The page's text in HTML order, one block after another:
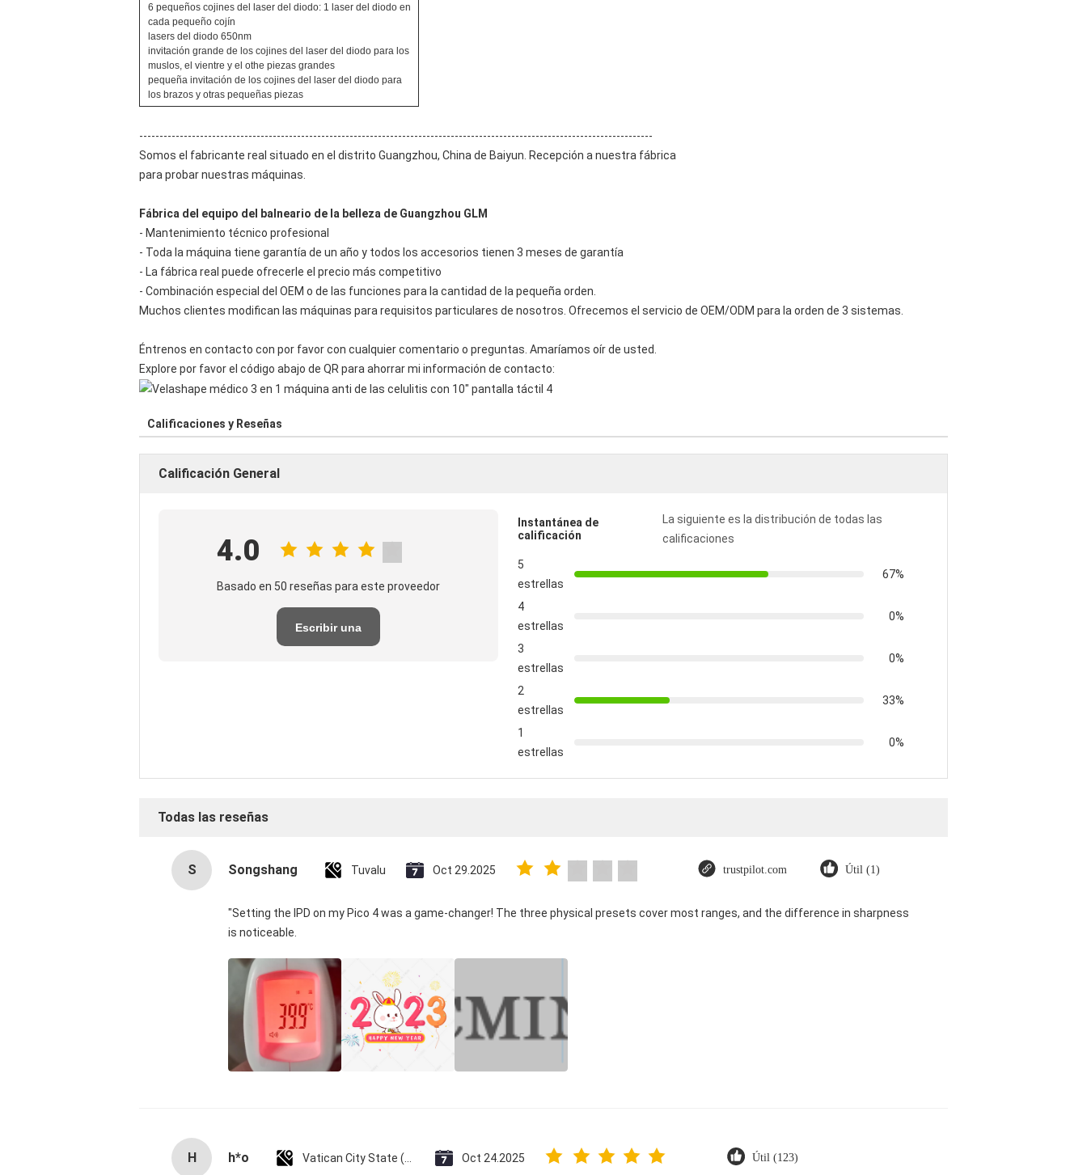
6 pequeños cojines del laser del diodo: 1 laser del diodo en
cada pequeño cojín
lasers del diodo 650nm
invitación grande de los cojines del laser del diodo para los
muslos, el vientre y el othe piezas grandes
pequeña invitación de los cojines del laser del diodo para
los brazos y otras pequeñas piezas
-------------------------------------------------------------------------------------------------------------------------------
Somos el fabricante real situado en el distrito Guangzhou, China de Baiyun. Recepción a nuestra fábrica
para probar nuestras máquinas.
Fábrica del equipo del balneario de la belleza de Guangzhou GLM
- Mantenimiento técnico profesional
- Toda la máquina tiene garantía de un año y todos los accesorios tienen 3 meses de garantía
- La fábrica real puede ofrecerle el precio más competitivo
- Combinación especial del OEM o de las funciones para la cantidad de la pequeña orden.
Muchos clientes modifican las máquinas para requisitos particulares de nosotros. Ofrecemos el servicio de OEM/ODM para la orden de 3 sistemas.
Éntrenos en contacto con por favor con cualquier comentario o preguntas. Amaríamos oír de usted.
Explore por favor el código abajo de QR para ahorrar mi información de contacto:
Calificaciones y Reseñas
Calificación General
4.0
Basado en 50 reseñas para este proveedor
Escribir una
Instantánea de
calificación
La siguiente es la distribución de todas las
calificaciones
5
estrellas
67%
4
estrellas
0%
3
estrellas
0%
2
estrellas
33%
1
estrellas
0%
Todas las reseñas
S Songshang Tuvalu Oct 29.2025 trustpilot.com Útil (1)
"Setting the IPD on my Pico 4 was a game-changer! The three physical presets cover most ranges, and the difference in sharpness
is noticeable.
H h*o Oct 24.2025 Útil (123)